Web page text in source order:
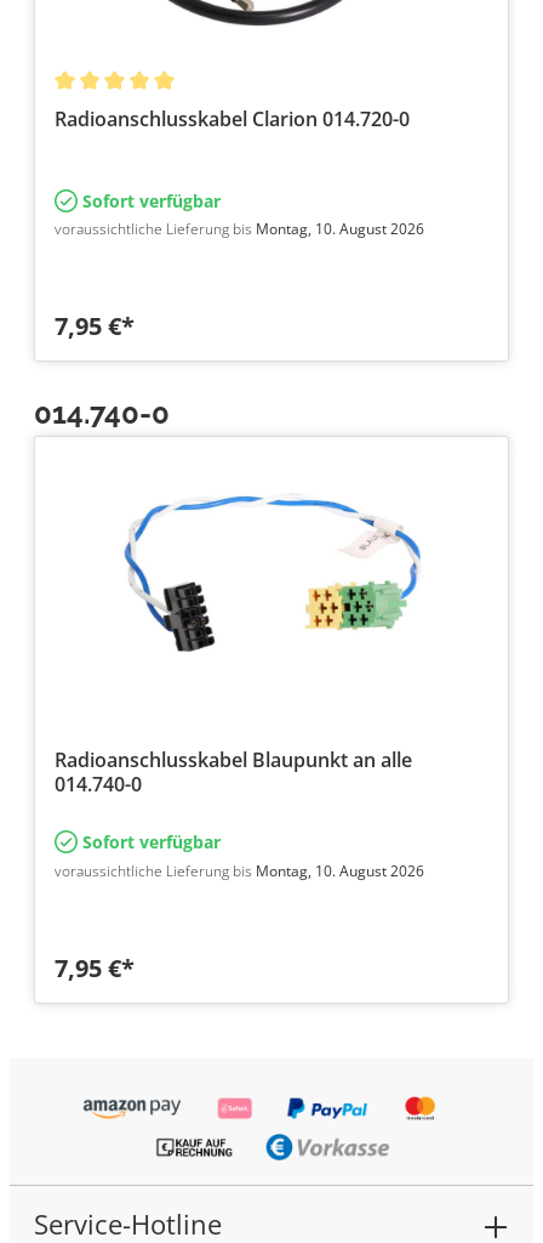
Radioanschlusskabel Clarion 014.720-0
Sofort verfügbar
voraussichtliche Lieferung bis Montag, 10. August 2026
7,95 €*
014.740-0
Radioanschlusskabel Blaupunkt an alle
014.740-0
Sofort verfügbar
voraussichtliche Lieferung bis Montag, 10. August 2026
7,95 €*
Service-Hotline